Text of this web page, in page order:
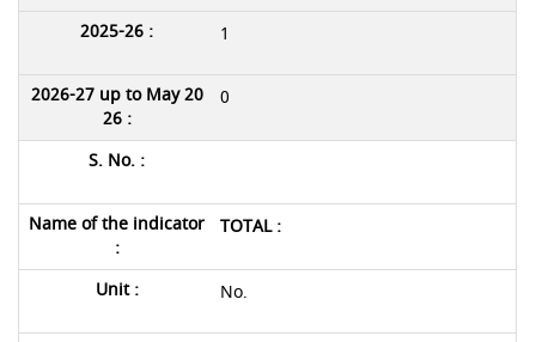
1
0
TOTAL :
No.